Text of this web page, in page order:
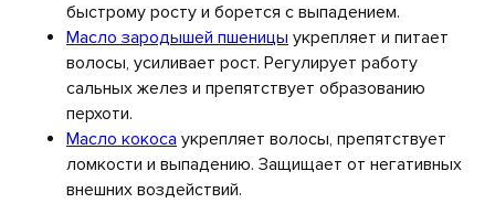
быстрому росту и борется с выпадением.
Масло зародышей пшеницы укрепляет и питает
волосы, усиливает рост. Регулирует работу
сальных желез и препятствует образованию
перхоти.
Масло кокоса укрепляет волосы, препятствует
ломкости и выпадению. Защищает от негативных
внешних воздействий.